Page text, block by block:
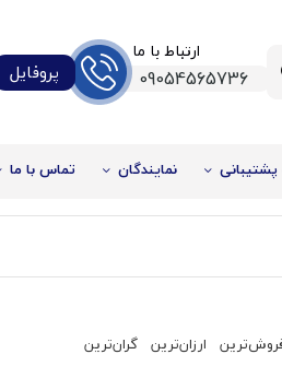
ارتباط با ما
09054565736 پروفایل
پشتیبانی نمایندگان تماس با ما
ارزان‌ترین گران‌ترین